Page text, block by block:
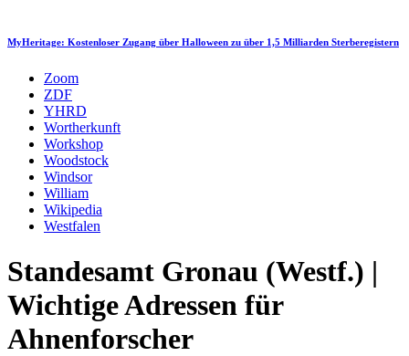
MyHeritage: Kostenloser Zugang über Halloween zu über 1,5 Milliarden Sterberegistern
Zoom
ZDF
YHRD
Wortherkunft
Workshop
Woodstock
Windsor
William
Wikipedia
Westfalen
Standesamt Gronau (Westf.) |
Wichtige Adressen für
Ahnenforscher